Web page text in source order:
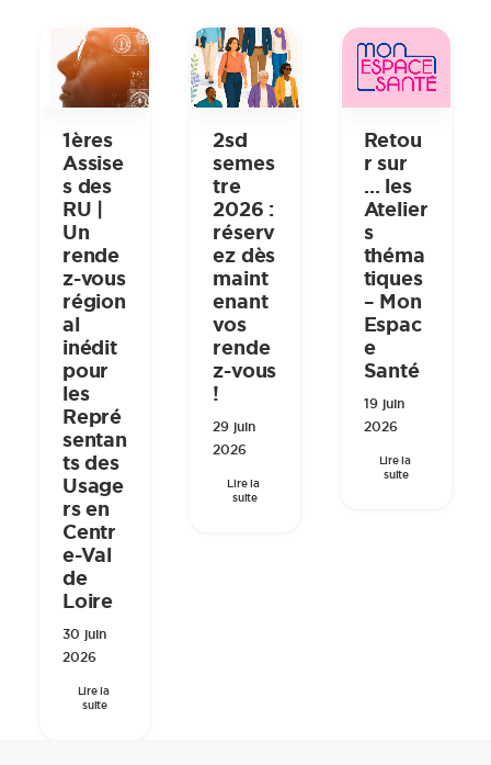
1ères
Assise
s des
RU |
Un
rende
z-vous
région
al
inédit
pour
les
Repré
sentan
ts des
Usage
rs en
Centr
e-Val
de
Loire
30 juin
2026
Lire la
suite
2sd
semes
tre
2026 :
réserv
ez dès
maint
enant
vos
rende
z-vous
!
29 juin
2026
Lire la
suite
Retou
r sur
… les
Atelier
s
théma
tiques
– Mon
Espac
e
Santé
19 juin
2026
Lire la
suite